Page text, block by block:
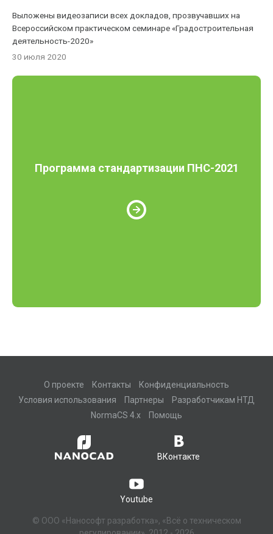
Выложены видеозаписи всех докладов, прозвучавших на
Всероссийском практическом семинаре «Градостроительная
деятельность-2020»
30 июля 2020
Программа стандартизации ПНС-2021
О проекте Контакты
Конфиденциальность
Условия использования
Партнеры
Разработчикам НТД
NormaCS 4.x
Помощь
ВКонтакте
Youtube
© ООО «Нанософт разработка», «Всё о техническом